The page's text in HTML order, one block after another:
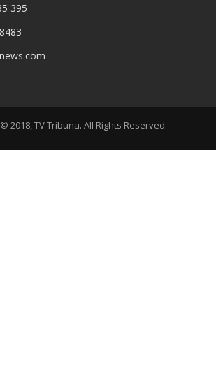
395
2018, TV Tribuna. All Rights Reserved.